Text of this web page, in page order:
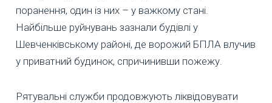
поранення, один із них – у важкому стані.
Найбільше руйнувань зазнали будівлі у
Шевченківському районі, де ворожий БПЛА влучив
у приватний будинок, спричинивши пожежу.
Рятувальні служби продовжують ліквідовувати